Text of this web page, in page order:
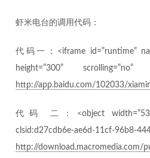
虾米电台的调用代码：
代码一：<iframe id=”runtime”
height=”300” scrolling=”no”
http://app.baidu.com/102033/
代码 二：<object
clsid:d27cdb6e-ae6d-11cf-96b8-
http://download.macromedia.com/